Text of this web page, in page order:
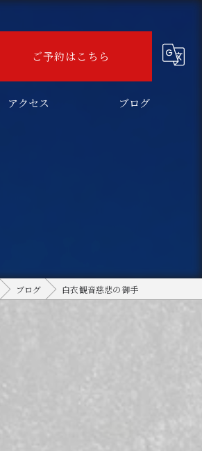
ご予約はこちら
アクセス ブログ
ブログ 白衣観音慈悲の御手